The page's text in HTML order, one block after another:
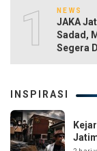
10
NEWS
JAKA
Sadad,
Segera
INSPIRASI